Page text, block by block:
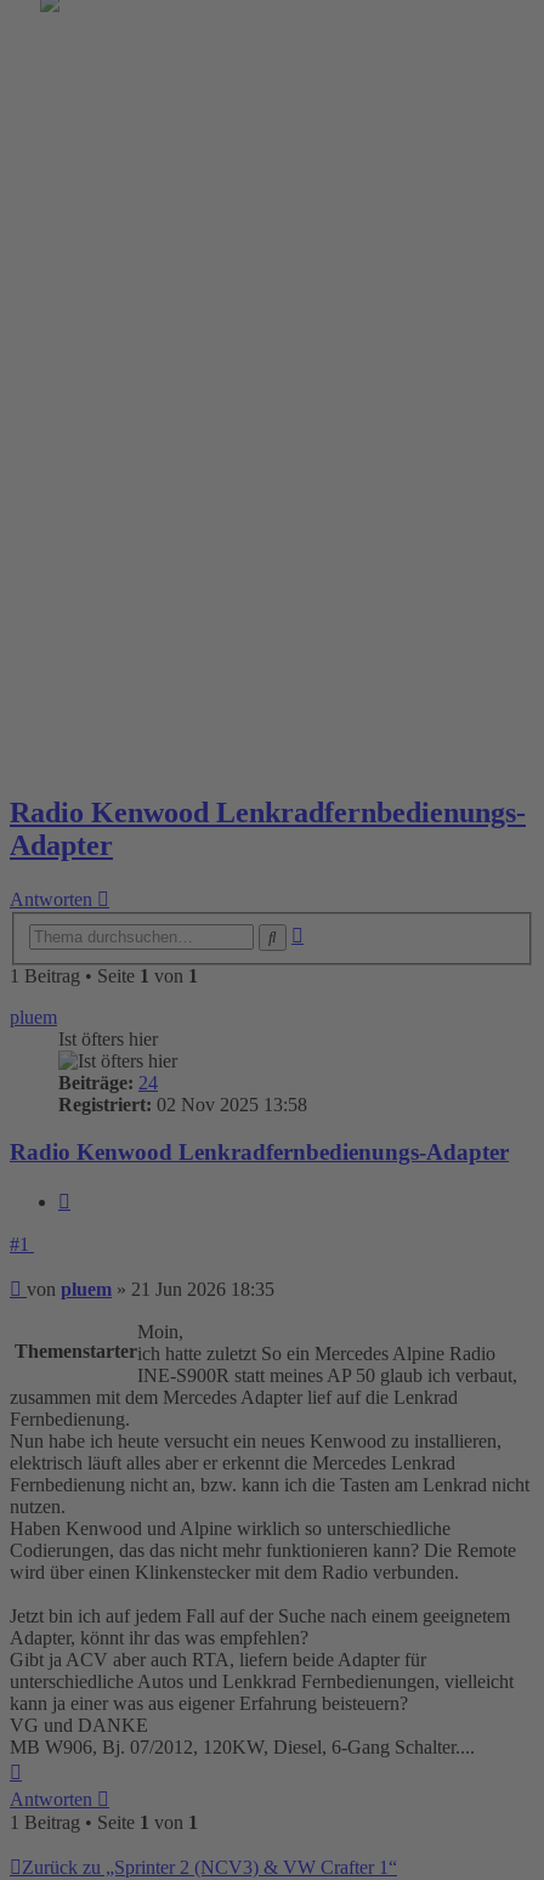
Radio Kenwood Lenkradfernbedienungs-
Adapter
Antworten
1 Beitrag • Seite 1 von 1
pluem
Ist öfters hier
Beiträge: 24
Registriert: 02 Nov 2025 13:58
Radio Kenwood Lenkradfernbedienungs-Adapter
#1
Beitrag
von pluem » 21 Jun 2026 18:35
Themenstarter
Moin,
ich hatte zuletzt So ein Mercedes Alpine Radio
INE-S900R statt meines AP 50 glaub ich verbaut,
zusammen mit dem Mercedes Adapter lief auf die Lenkrad
Fernbedienung.
Nun habe ich heute versucht ein neues Kenwood zu installieren,
elektrisch läuft alles aber er erkennt die Mercedes Lenkrad
Fernbedienung nicht an, bzw. kann ich die Tasten am Lenkrad nicht
nutzen.
Haben Kenwood und Alpine wirklich so unterschiedliche
Codierungen, das das nicht mehr funktionieren kann? Die Remote
wird über einen Klinkenstecker mit dem Radio verbunden.
Jetzt bin ich auf jedem Fall auf der Suche nach einem geeignetem
Adapter, könnt ihr das was empfehlen?
Gibt ja ACV aber auch RTA, liefern beide Adapter für
unterschiedliche Autos und Lenkkrad Fernbedienungen, vielleicht
kann ja einer was aus eigener Erfahrung beisteuern?
VG und DANKE
MB W906, Bj. 07/2012, 120KW, Diesel, 6-Gang Schalter....
oben
Antworten
1 Beitrag • Seite 1 von 1
Zurück zu „Sprinter 2 (NCV3) & VW Crafter 1“